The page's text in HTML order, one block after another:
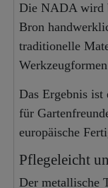
Die NADA wird
Bron
traditionelle
Das Ergebnis ist
für
europäische
Pflegeleicht
Der metallische